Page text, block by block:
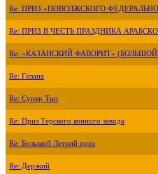
Re: ПРИЗ «ПОВОЛЖСКОГО
Re: ПРИЗ В ЧЕСТЬ ПРАЗДНИКА
Re: «КАЗАНСКИЙ ФАВОРИТ»
Re: Гизана
Re: Супер Тип
Re: Приз Терского конного завода
Re: Большой Летний приз
Re: Дерзкий